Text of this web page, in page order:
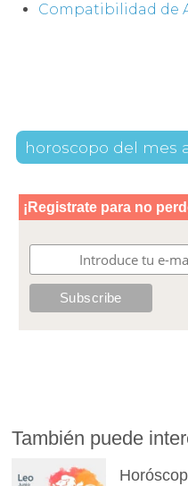
Compatibilidad de
horoscopo del mes
También puede